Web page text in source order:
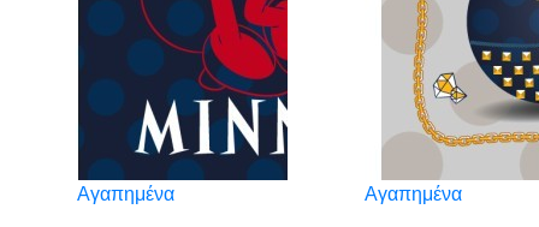
Αγαπημένα Αγαπημένα